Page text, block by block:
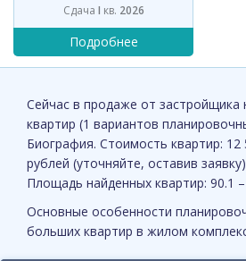
Сейчас в продаже от застройщика
квартир (1 вариантов
Биография. Стоимость квартир: 12
рублей (уточняйте, оставив
Площадь найденных квартир: 90.1
Основные особенности
больших квартир в жилом
Сдача I кв. 2026